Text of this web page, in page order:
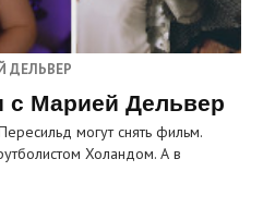
ДЕЛЬВЕР
с Марией Дельвер
могут снять фильм.
Холандом. А в